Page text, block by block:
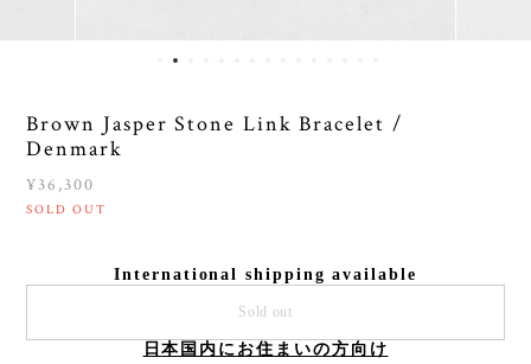
Brown Jasper Stone Link Bracelet /
Denmark
¥36,300
SOLD OUT
International shipping available
Sold out
日本国内にお住まいの方向け